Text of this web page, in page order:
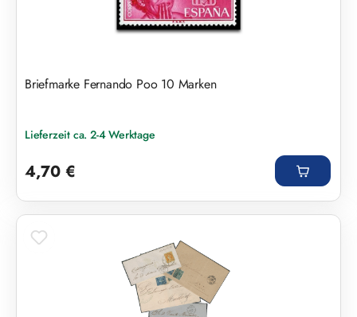
Briefmarke Fernando Poo 10 Marken
Lieferzeit ca. 2-4 Werktage
4,70 €